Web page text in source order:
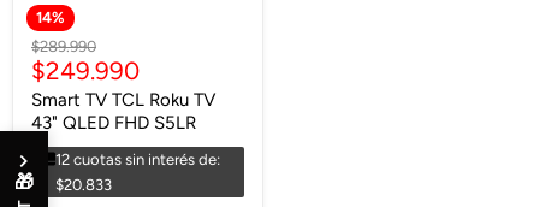
14%
Precio
original
$289.990
Precio
actual
$249.990
Smart TV TCL Roku TV
43" QLED FHD S5LR
12 cuotas sin interés de:
$20.833
🎁